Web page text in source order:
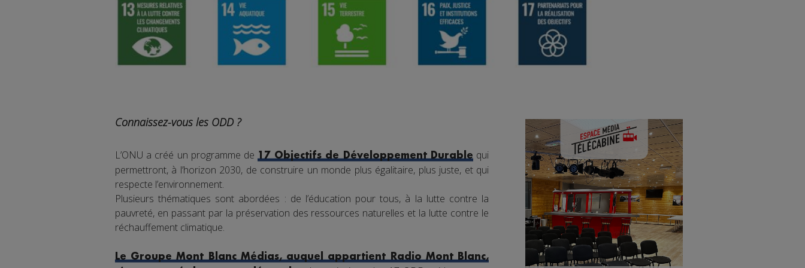
Connaissez-vous les ODD ?
L’ONU a créé un programme de17 Objectifs de Développement Durablequi
permettront, à l’horizon 2030, de construire un monde plus égalitaire, plus juste, et qui
respecte l’environnement.
Plusieurs thématiques sont abordées : de l’éducation pour tous, à la lutte contre la
pauvreté, en passant par la préservation des ressources naturelles et la lutte contre le
réchauffement climatique.
Le Groupe Mont Blanc Médias, auquel appartient Radio Mont Blanc,